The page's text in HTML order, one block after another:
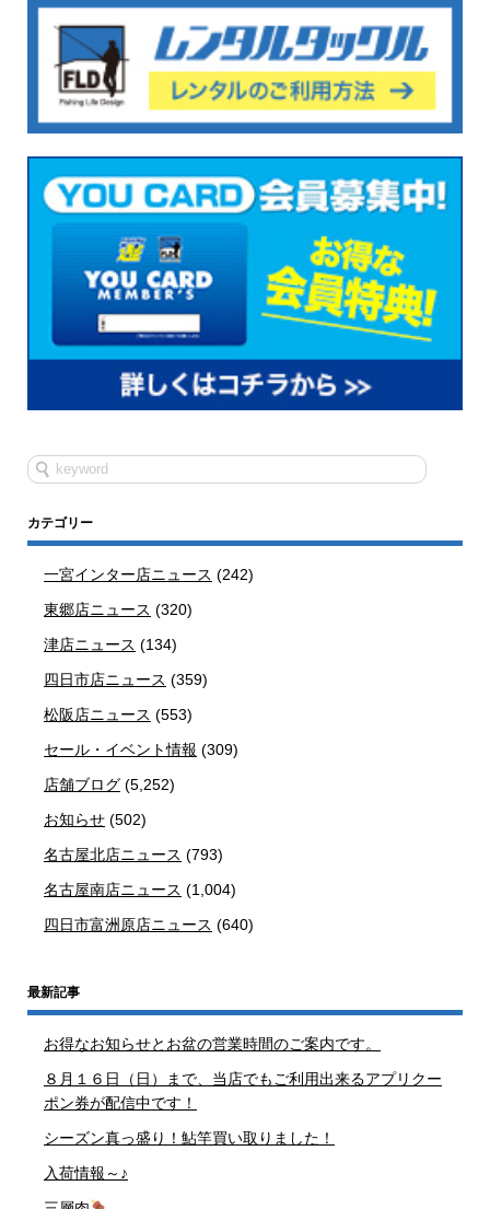
カテゴリー
一宮インター店ニュース (242)
東郷店ニュース (320)
津店ニュース (134)
四日市店ニュース (359)
松阪店ニュース (553)
セール・イベント情報 (309)
店舗ブログ (5,252)
お知らせ (502)
名古屋北店ニュース (793)
名古屋南店ニュース (1,004)
四日市富洲原店ニュース (640)
最新記事
お得なお知らせとお盆の営業時間のご案内です。
８月１６日（日）まで、当店でもご利用出来るアプリクー
ポン券が配信中です！
シーズン真っ盛り！鮎竿買い取りました！
入荷情報～♪